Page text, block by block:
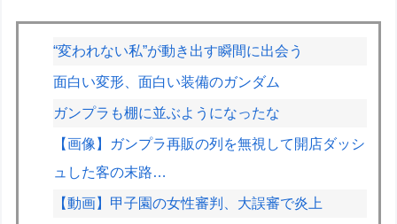
“変われない私”が動き出す瞬間に出会う
面白い変形、面白い装備のガンダム
ガンプラも棚に並ぶようになったな
【画像】ガンプラ再販の列を無視して開店ダッシ
ュした客の末路…
【動画】甲子園の女性審判、大誤審で炎上